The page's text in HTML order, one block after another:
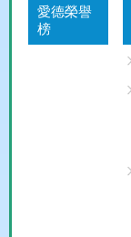
愛德榮譽
榜